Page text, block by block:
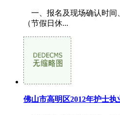
一、报名及现场确认时间
（节假日休...
佛山市高明区2012年护士